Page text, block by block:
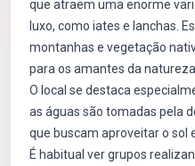
que atraem uma enorme
luxo, como iates e lanchas.
montanhas e vegetação
para os amantes da
O local se destaca
as águas são tomadas pela
que buscam aproveitar o sol
É habitual ver grupos